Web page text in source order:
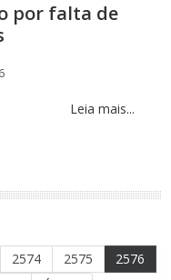
por falta de
Leia mais...
2574 2575
2576